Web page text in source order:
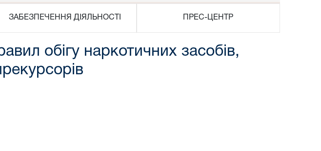
ЗАБЕЗПЕЧЕННЯ ДІЯЛЬНОСТІ ПРЕС-ЦЕНТР
обігу наркотичних засобів,